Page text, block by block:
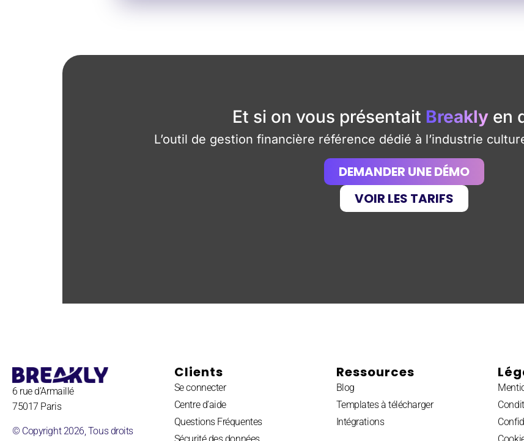
Et si on vous présentait Breakly en
L’outil de gestion financière référence dédié à l’industrie
DEMANDER UNE DÉMO
VOIR LES TARIFS
6 rue d’Armaillé
75017 Paris
© Copyright 2026, Tous droits
Clients
Se connecter
Centre d’aide
Questions Fréquentes
Ressources
Blog
Templates à télécharger
Intégrations